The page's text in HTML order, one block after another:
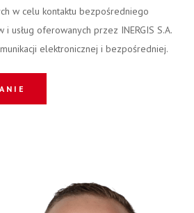
w celu kontaktu bezpośredniego
usług oferowanych przez INERGIS S.A.
elektronicznej i bezpośredniej.